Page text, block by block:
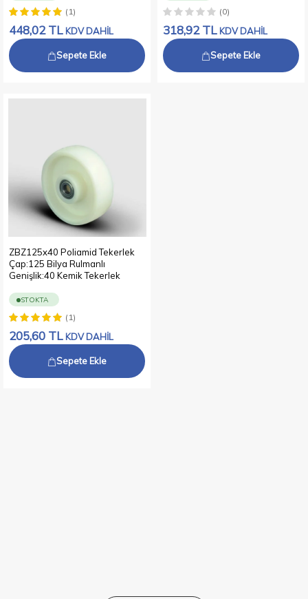
(1)
448,02TL KDV DAHİL
Sepete Ekle
(0)
318,92TL KDV DAHİL
Sepete Ekle
ZBZ125x40 Poliamid Tekerlek
Çap:125 Bilya Rulmanlı
Genişlik:40 Kemik Tekerlek
STOKTA
(1)
205,60 TL KDV DAHİL
Sepete Ekle